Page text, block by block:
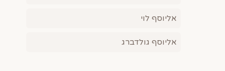
אליוסף לוי
אליוסף גולדברג